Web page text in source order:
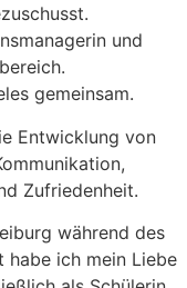
und
gemeinsam.
Entwicklung von
Zufriedenheit.
während des
habe ich mein Liebe